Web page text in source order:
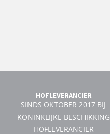
HOFLEVERANCIER
SINDS OKTOBER 2017 BIJ
KONINKLIJKE BESCHIKKING
HOFLEVERANCIER